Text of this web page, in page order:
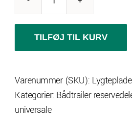
Lygteplade
m
lygter
antal
TILFØJ TIL KURV
Varenummer (SKU):
Kategorier: Bådtrailer
universale